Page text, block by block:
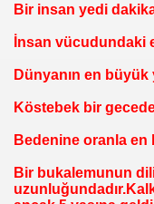
Bir insan yedi
İnsan vücudundaki
Dünyanın en büyük
Köstebek bir
Bedenine oranla en
Bir bukalemunun